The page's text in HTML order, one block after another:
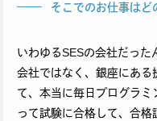
そこでのお仕事はど
いわゆるSESの会社だっ
会社ではなく、銀座にある
て、本当に毎日プログラ
って試験に合格して、合